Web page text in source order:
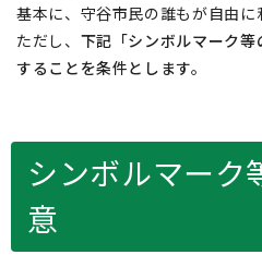
基本に、守谷市民の誰もが自由に
ただし、 下記「シンボルマーク
することを条件とします。
シンボルマーク
意